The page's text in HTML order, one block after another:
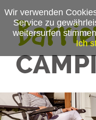
Wir verwenden
Service zu
weitersurfen
Ich